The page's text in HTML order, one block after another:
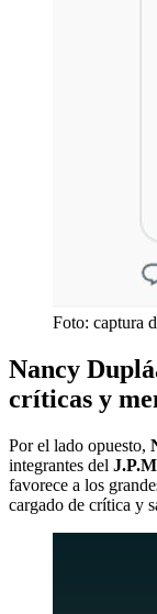
Foto: captura
Nancy
críticas y
Por el lado opuesto,
integrantes del
favorece a los
cargado de crítica y